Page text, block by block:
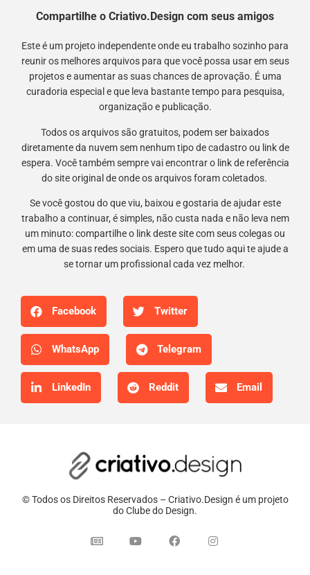
Compartilhe o Criativo.Design com seus amigos
Este é um projeto independente onde eu trabalho sozinho para
reunir os melhores arquivos para que você possa usar em seus
projetos e aumentar as suas chances de aprovação. É uma
curadoria especial e que leva bastante tempo para pesquisa,
organização e publicação.
Todos os arquivos são gratuitos, podem ser baixados
diretamente da nuvem sem nenhum tipo de cadastro ou link de
espera. Você também sempre vai encontrar o link de referência
do site original de onde os arquivos foram coletados.
Se você gostou do que viu, baixou e gostaria de ajudar este
trabalho a continuar, é simples, não custa nada e não leva nem
um minuto: compartilhe o link deste site com seus colegas ou
em uma de suas redes sociais. Espero que tudo aqui te ajude a
se tornar um profissional cada vez melhor.
Facebook Twitter
WhatsApp Telegram
LinkedIn Reddit Email
© Todos os Direitos Reservados – Criativo.Design é um projeto
do Clube do Design.